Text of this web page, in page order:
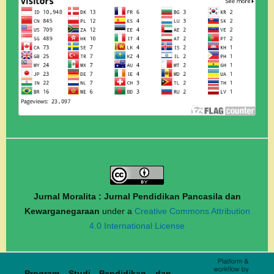
Jurnal Moralita : Jurnal Pendidikan Pancasila dan
Kewarganegaraan under a Creative Commons Attribution
4.0 International License